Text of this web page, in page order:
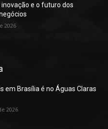
inovação e o futuro dos
2026
em Brasília é no Águas Claras
2026